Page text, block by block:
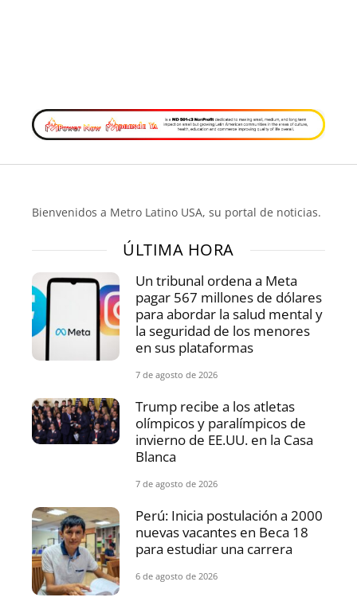
Bienvenidos a Metro Latino USA, su portal de noticias.
ÚLTIMA HORA
Un tribunal ordena a Meta
pagar 567 millones de dólares
para abordar la salud mental y
la seguridad de los menores
en sus plataformas
7 de agosto de 2026
Trump recibe a los atletas
olímpicos y paralímpicos de
invierno de EE.UU. en la Casa
Blanca
7 de agosto de 2026
Perú: Inicia postulación a 2000
nuevas vacantes en Beca 18
para estudiar una carrera
6 de agosto de 2026